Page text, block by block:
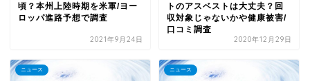
頃？本州上陸時期を米軍/ヨー
ロッパ進路予想で調査
2021年9月24日
トのアスベストは大丈夫？回
収対象じゃないかや健康被害/
口コミ調査
2020年12月29日
ニュース ニュース